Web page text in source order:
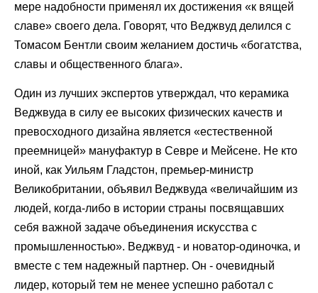
мере надобности применял их достижения «к вящей
славе» своего дела. Говорят, что Веджвуд делился с
Томасом Бентли своим желанием достичь «богатства,
славы и общественного блага».
Один из лучших экспертов утверждал, что керамика
Веджвуда в силу ее высоких физических качеств и
превосходного дизайна является «естественной
преемницей» мануфактур в Севре и Мейсене. Не кто
иной, как Уильям Гладстон, премьер-министр
Великобритании, объявил Веджвуда «величайшим из
людей, когда-либо в истории страны посвящавших
себя важной задаче объединения искусства с
промышленностью». Веджвуд - и новатор-одиночка, и
вместе с тем надежный партнер. Он - очевидный
лидер, который тем не менее успешно работал с